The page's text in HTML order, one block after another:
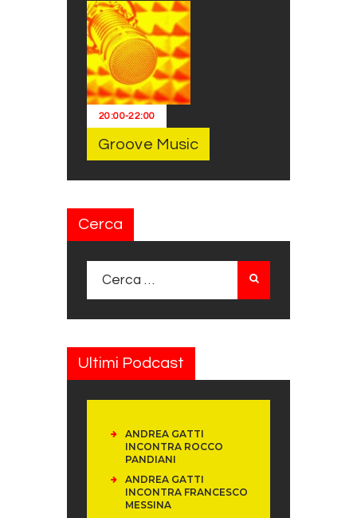
20:00-22:00
Groove Music
Cerca
Ultimi Podcast
ANDREA GATTI
INCONTRA ROCCO
PANDIANI
ANDREA GATTI
INCONTRA FRANCESCO
MESSINA